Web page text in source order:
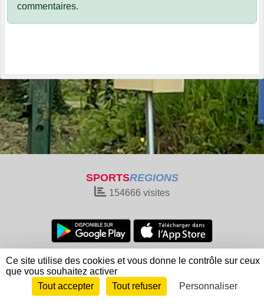
commentaires.
SPORTSREGIONS
154666 visites
Charte cookies
Gestion des cookies
Informations légales
Signaler un contenu inapproprié
Envie de participer ?
Connexion
Ce site utilise des cookies et vous donne le contrôle sur ceux
que vous souhaitez activer
Tout accepter
Tout refuser Personnaliser